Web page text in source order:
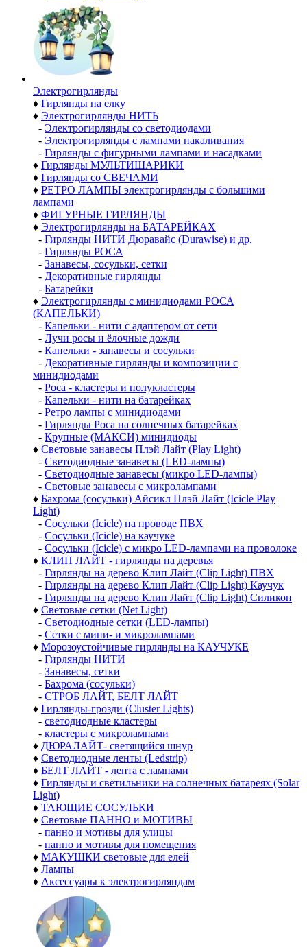
Электро­гирлянды
♦ Гирлянды на елку
♦ Электрогирлянды НИТЬ
- Электрогирлянды со светодиодами
- Электрогирлянды с лампами накаливания
- Гирлянды с фигурными лампами и насадками
♦ Гирлянды МУЛЬТИШАРИКИ
♦ Гирлянды со СВЕЧАМИ
♦ РЕТРО ЛАМПЫ электрогирлянды с большими
лампами
♦ ФИГУРНЫЕ ГИРЛЯНДЫ
♦ Электрогирлянды на БАТАРЕЙКАХ
- Гирлянды НИТИ Дюравайс (Durawise) и др.
- Гирлянды РОСА
- Занавесы, сосульки, сетки
- Декоративные гирлянды
- Батарейки
♦ Электрогирлянды с минидиодами РОСА
(КАПЕЛЬКИ)
- Капельки - нити с адаптером от сети
- Лучи росы и ёлочные дожди
- Капельки - занавесы и сосульки
- Декоративные гирлянды и композиции с
минидиодами
- Роса - кластеры и полукластеры
- Капельки - нити на батарейках
- Ретро лампы с минидиодами
- Гирлянды Роса на солнечных батарейках
- Крупные (МАКСИ) минидиоды
♦ Световые занавесы Плэй Лайт (Play Light)
- Светодиодные занавесы (LED-лампы)
- Светодиодные занавесы (микро LED-лампы)
- Световые занавесы с микролампами
♦ Бахрома (сосульки) Айсикл Плэй Лайт (Icicle Play
Light)
- Сосульки (Icicle) на проводе ПВХ
- Сосульки (Icicle) на каучуке
- Сосульки (Icicle) с микро LED-лампами на проволоке
♦ КЛИП ЛАЙТ - гирлянды на деревья
- Гирлянды на дерево Клип Лайт (Clip Light) ПВХ
- Гирлянды на дерево Клип Лайт (Clip Light) Каучук
- Гирлянды на дерево Клип Лайт (Clip Light) Силикон
♦ Световые сетки (Net Light)
- Светодиодные сетки (LED-лампы)
- Сетки с мини- и микролампами
♦ Морозоустойчивые гирлянды на КАУЧУКЕ
- Гирлянды НИТИ
- Занавесы, сетки
- Бахрома (сосульки)
- СТРОБ ЛАЙТ, БЕЛТ ЛАЙТ
♦ Гирлянды-грозди (Cluster Lights)
- светодиодные кластеры
- кластеры с микролампами
♦ ДЮРАЛАЙТ- светящийся шнур
♦ Светодиодные ленты (Ledstrip)
♦ БЕЛТ ЛАЙТ - лента с лампами
♦ Гирлянды и светильники на солнечных батареях (Solar
Light)
♦ ТАЮЩИЕ СОСУЛЬКИ
♦ Световые ПАННО и МОТИВЫ
- панно и мотивы для улицы
- панно и мотивы для помещения
♦ МАКУШКИ световые для елей
♦ Лампы
♦ Аксессуары к электрогирляндам